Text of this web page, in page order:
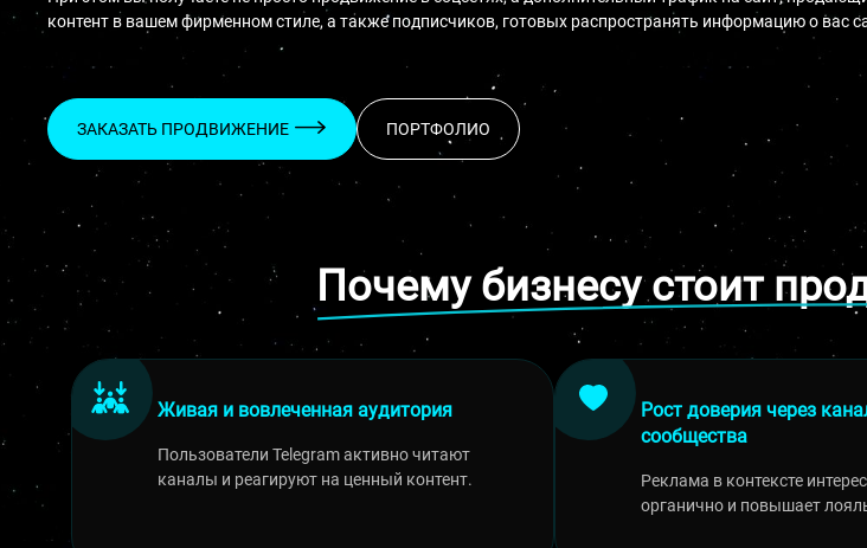
контент в вашем фирменном стиле, а также подписчиков, готовых распространять информацию о вас
ЗАКАЗАТЬ ПРОДВИЖЕНИЕ ПОРТФОЛИО
Почему бизнесу стоит
Живая и вовлеченная аудитория
Пользователи Telegram активно читают
каналы и реагируют на ценный контент.
Рост доверия через
сообщества
Реклама в контексте
органично и повышает